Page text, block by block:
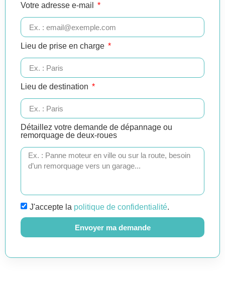
Votre adresse e-mail
Lieu de prise en charge
Lieu de destination
Détaillez votre demande de dépannage ou
remorquage de deux-roues
J'accepte la politique de confidentialité.
Envoyer ma demande